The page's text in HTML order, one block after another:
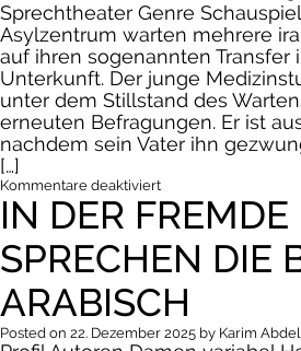
Sprechtheater Genre
Asylzentrum warten mehrere
auf ihren sogenannten Transfer
Unterkunft. Der junge
unter dem Stillstand des
erneuten Befragungen. Er ist
nachdem sein Vater ihn
[…]
Kommentare deaktiviertfür
Transfer
IN DER FREMDE
SPRECHEN DIE
ARABISCH
Posted on 22. Dezember 2025 by Karim